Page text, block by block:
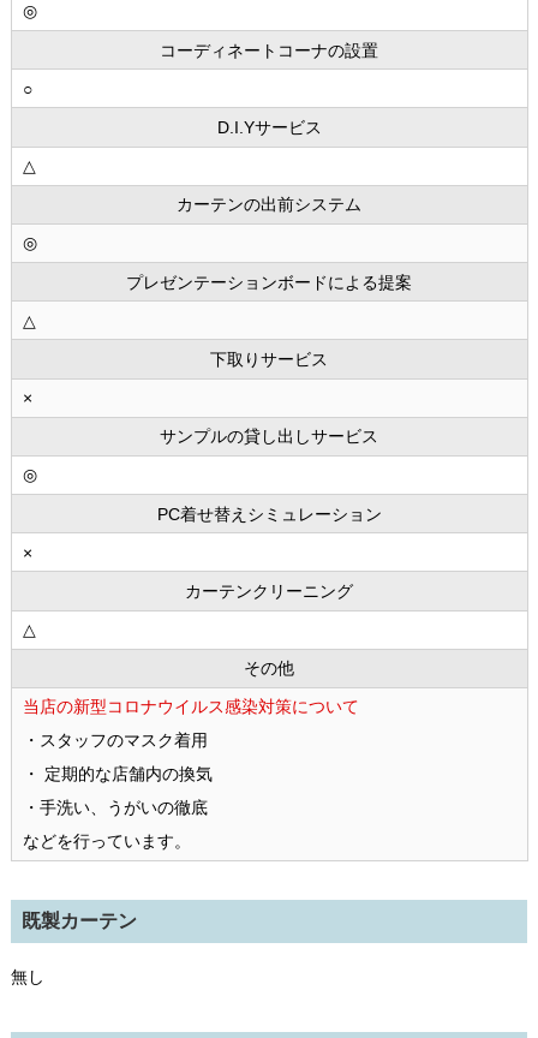
◎
コーディネートコーナの設置
○
D.I.Yサービス
△
カーテンの出前システム
◎
プレゼンテーションボードによる提案
△
下取りサービス
×
サンプルの貸し出しサービス
◎
PC着せ替えシミュレーション
×
カーテンクリーニング
△
その他
当店の新型コロナウイルス感染対策について
・スタッフのマスク着用
・ 定期的な店舗内の換気
・手洗い、うがいの徹底
などを行っています。
既製カーテン
無し